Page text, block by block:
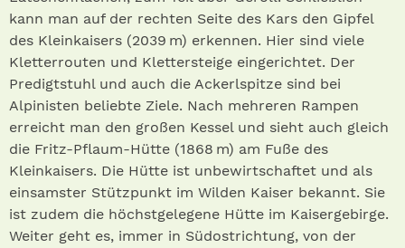
kann man auf der rechten Seite des Kars den Gipfel
des Kleinkaisers (2039 m) erkennen. Hier sind viele
Kletterrouten und Klettersteige eingerichtet. Der
Predigtstuhl und auch die Ackerlspitze sind bei
Alpinisten beliebte Ziele. Nach mehreren Rampen
erreicht man den großen Kessel und sieht auch gleich
die Fritz-Pflaum-Hütte (1868 m) am Fuße des
Kleinkaisers. Die Hütte ist unbewirtschaftet und als
einsamster Stützpunkt im Wilden Kaiser bekannt. Sie
ist zudem die höchstgelegene Hütte im Kaisergebirge.
Weiter geht es, immer in Südostrichtung, von der